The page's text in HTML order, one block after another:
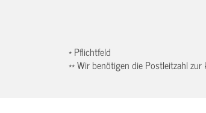
* Pflichtfeld
** Wir benötigen die Postleitzahl